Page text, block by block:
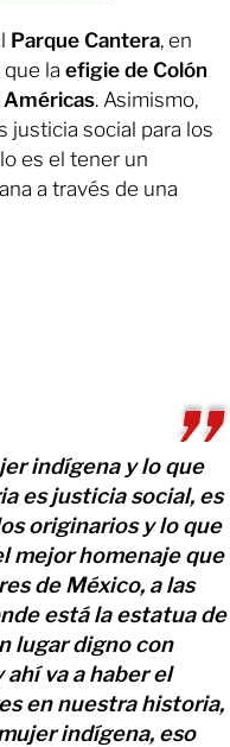
Parque Cantera, en
la efigie de Colón
Américas. Asimismo,
justicia social para los
es el tener un
a través de una
indígena y lo que
es justicia social, es
originarios y lo que
mejor homenaje que
de México, a las
está la estatua de
lugar digno con
va a haber el
en nuestra historia,
indígena, eso